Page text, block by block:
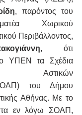
, παρόντος του
Χωρικού
, ότι
ΥΠΕΝ τα Σχέδια
Αστικών
του Δήμου
Αθήνας. Με το
εν λόγω ΣΟΑΠ,